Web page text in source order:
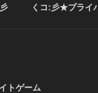
くコ:彡★プライ
トゲーム